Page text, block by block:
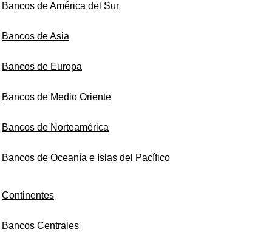
Bancos de América del Sur
Bancos de Asia
Bancos de Europa
Bancos de Medio Oriente
Bancos de Norteamérica
Bancos de Oceanía e Islas del Pacífico
Continentes
Bancos Centrales